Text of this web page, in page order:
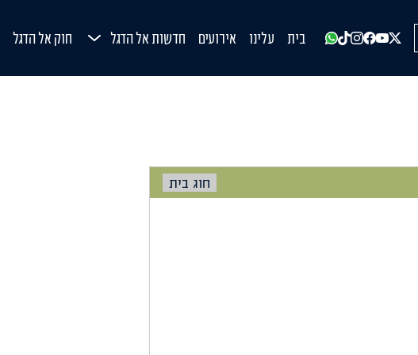
בית עלינו אירועים חדשות אל הדגל
Open Submenu
עדכונים מהשטח
חוק אל הדגל
חוג בית